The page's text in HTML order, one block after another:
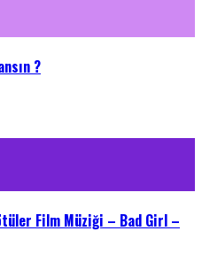
?
Film Müziği – Bad Girl –